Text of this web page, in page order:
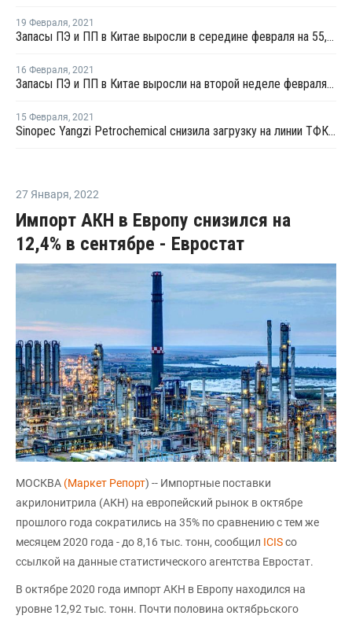
19 Февраля, 2021
Запасы ПЭ и ПП в Китае выросли в середине февраля на 55,5%
16 Февраля, 2021
Запасы ПЭ и ПП в Китае выросли на второй неделе февраля на 14,4%
15 Февраля, 2021
Sinopec Yangzi Petrochemical снизила загрузку на линии ТФК № 3 в Нанкине до 80%
27 Января, 2022
Импорт АКН в Европу снизился на
12,4% в сентябре - Евростат
МОСКВА (Маркет Репорт) -- Импортные поставки
акрилонитрила (АКН) на европейский рынок в октябре
прошлого года сократились на 35% по сравнению с тем же
месяцем 2020 года - до 8,16 тыс. тонн, сообщил ICISсо
ссылкой на данные статистического агентства Евростат.
В октябре 2020 года импорт АКН в Европу находился на
уровне 12,92 тыс. тонн. Почти половина октябрьского